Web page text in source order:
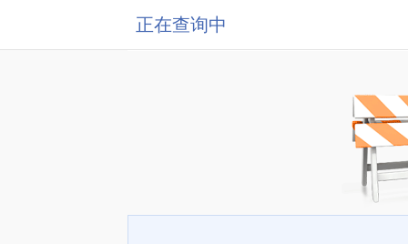
正在查询中